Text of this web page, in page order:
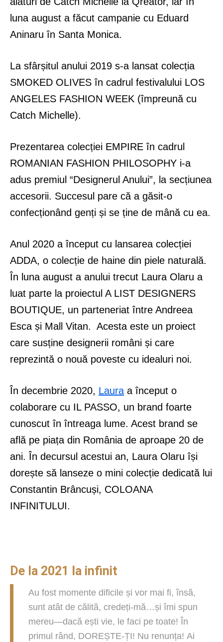
luna august a făcut campanie cu Eduard
Aninaru în Santa Monica.
La sfârșitul anului 2019 s-a lansat colecția
SMOKED OLIVES în cadrul festivalului LOS
ANGELES FASHION WEEK (împreună cu
Catch Michelle).
Prezentarea colecției EMPIRE în cadrul
ROMANIAN FASHION PHILOSOPHY i-a
adus premiul “Designerul Anului”, la secțiunea
accesorii. Succesul pare că a găsit-o
confecționând genți și se ține de mână cu ea.
Anul 2020 a început cu lansarea colecției
ADDA, o colecție de haine din piele naturală.
În luna august a anului trecut Laura Olaru a
luat parte la proiectul A LIST DESIGNERS
BOUTIQUE, un parteneriat între Andreea
Esca și Mall Vitan. Acesta este un proiect
care susține designerii români și care
reprezintă o nouă poveste cu idealuri noi.
În decembrie 2020, Laura a început o
colaborare cu IL PASSO, un brand foarte
cunoscut în întreaga lume. Acest brand se
află pe piața din România de aproape 20 de
ani. În decursul acestui an, Laura Olaru își
dorește să lanseze o mini colecție dedicată lui
Constantin Brâncuși, COLOANA
INFINITULUI.
De la 2021 la infinit
Au fost momente dificile și vor mai fi, însă,
sunt atât de călită, credeți-mă…și îmi spun
mereu—dacă ești vie, le faci pe toate! În
primul rând, DOREȘTE-ȚI! Nu renunța! Ai